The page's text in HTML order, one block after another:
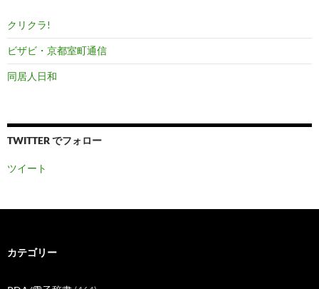
クリクラ!
ビザビ・京都室町通信
同居人日和
TWITTER でフォロー
ツイート
カテゴリー